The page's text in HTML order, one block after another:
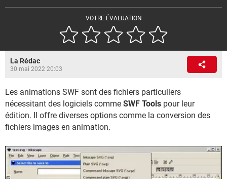
VOTRE ÉVALUATION
La Rédac
30 mai 2022 20:03
Les animations SWF sont des fichiers particuliers
nécessitant des logiciels comme SWF Tools pour leur
édition. Il offre diverses options comme la conversion des
fichiers images en animation.